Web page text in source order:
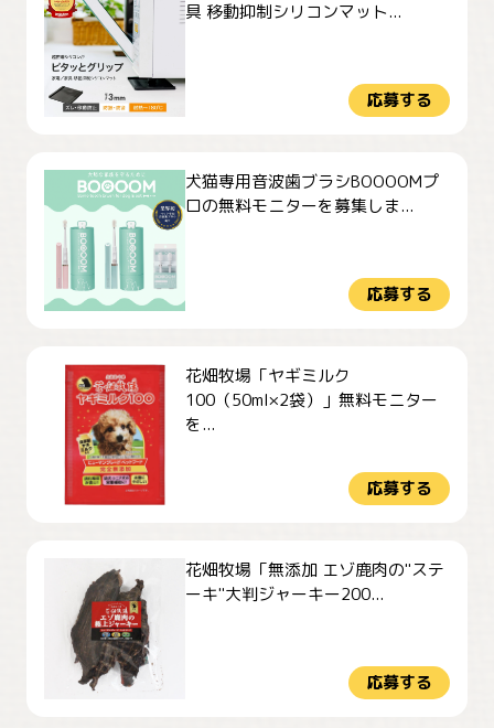
具 移動抑制シリコンマット...
応募する
犬猫専用音波歯ブラシBOOOOMプ
ロの無料モニターを募集しま...
応募する
花畑牧場「ヤギミルク
100（50ml×2袋）」無料モニター
を...
応募する
花畑牧場「無添加 エゾ鹿肉の"ステ
ーキ"大判ジャーキー200...
応募する